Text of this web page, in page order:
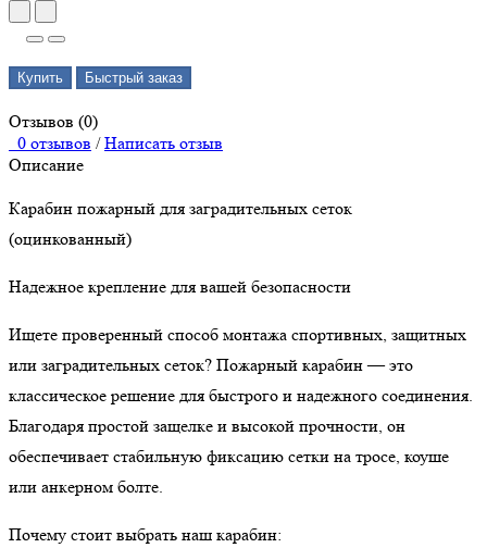
Купить Быстрый заказ
Отзывов (0)
0 отзывов / Написать отзыв
Описание
Карабин пожарный для заградительных сеток
(оцинкованный)
Надежное крепление для вашей безопасности
Ищете проверенный способ монтажа спортивных, защитных
или заградительных сеток? Пожарный карабин — это
классическое решение для быстрого и надежного соединения.
Благодаря простой защелке и высокой прочности, он
обеспечивает стабильную фиксацию сетки на тросе, коуше
или анкерном болте.
Почему стоит выбрать наш карабин: